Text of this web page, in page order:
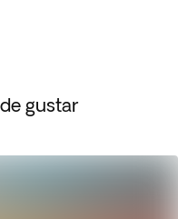
gustar